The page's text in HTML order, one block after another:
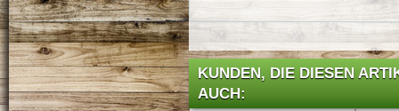
KUNDEN, DIE DIESEN
AUCH: